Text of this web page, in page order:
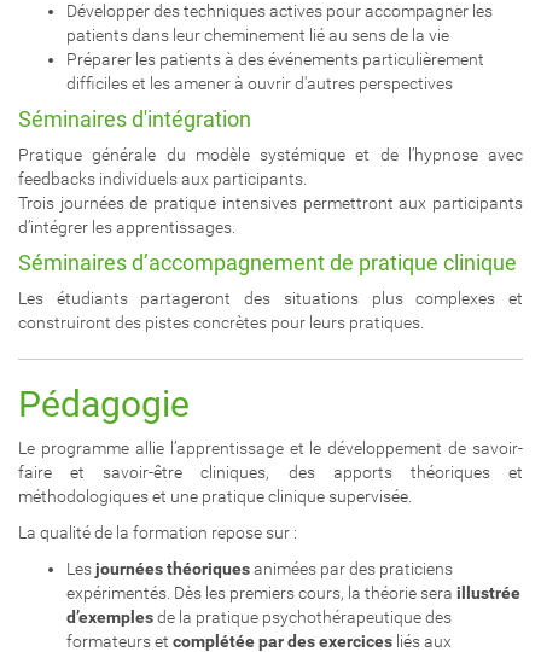
Développer des techniques actives pour accompagner les
patients dans leur cheminement lié au sens de la vie
Préparer les patients à des événements particulièrement
difficiles et les amener à ouvrir d'autres perspectives
Séminaires d'intégration
Pratique générale du modèle systémique et de l’hypnose avec
feedbacks individuels aux participants.
Trois journées de pratique intensives permettront aux participants
d’intégrer les apprentissages.
Séminaires d’accompagnement de pratique clinique
Les étudiants partageront des situations plus complexes et
construiront des pistes concrètes pour leurs pratiques.
Pédagogie
Le programme allie l’apprentissage et le développement de savoir-
faire et savoir-être cliniques, des apports théoriques et
méthodologiques et une pratique clinique supervisée.
La qualité de la formation repose sur :
Lesjournéesthéoriquesanimées par des praticiens
expérimentés. Dès les premiers cours, la théorie sera illustrée
d’exemplesde la pratique psychothérapeutique des
formateurs et complétée par des exercices liés aux